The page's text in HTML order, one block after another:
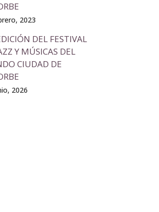
2023
DEL FESTIVAL
Y MÚSICAS DEL
CIUDAD DE
2026